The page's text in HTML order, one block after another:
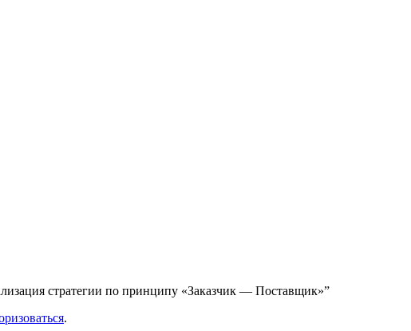
стратегии по принципу «Заказчик — Поставщик»”
.